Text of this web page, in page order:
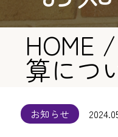
HOME /
算につ
お知らせ